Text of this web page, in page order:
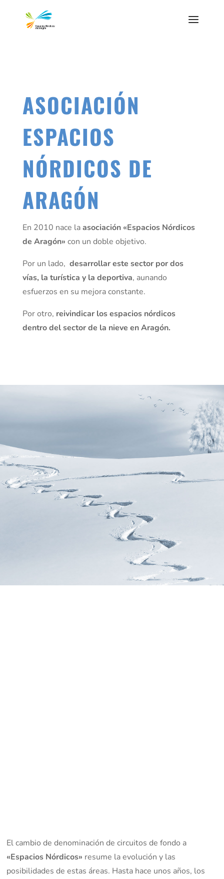
ASOCIACIÓN
ESPACIOS
NÓRDICOS DE
ARAGÓN
En 2010 nace laasociación «Espacios Nórdicos
de Aragón» con un doble objetivo.
Por un lado, desarrollar este sector por dos
vías, la turística y la deportiva, aunando
esfuerzos en su mejora constante.
Por otro, reivindicar los espacios nórdicos
dentro del sector de la nieve en Aragón.
El cambio de denominación de circuitos de fondo a
«Espacios Nórdicos» resume la evolución y las
posibilidades de estas áreas. Hasta hace unos años, los